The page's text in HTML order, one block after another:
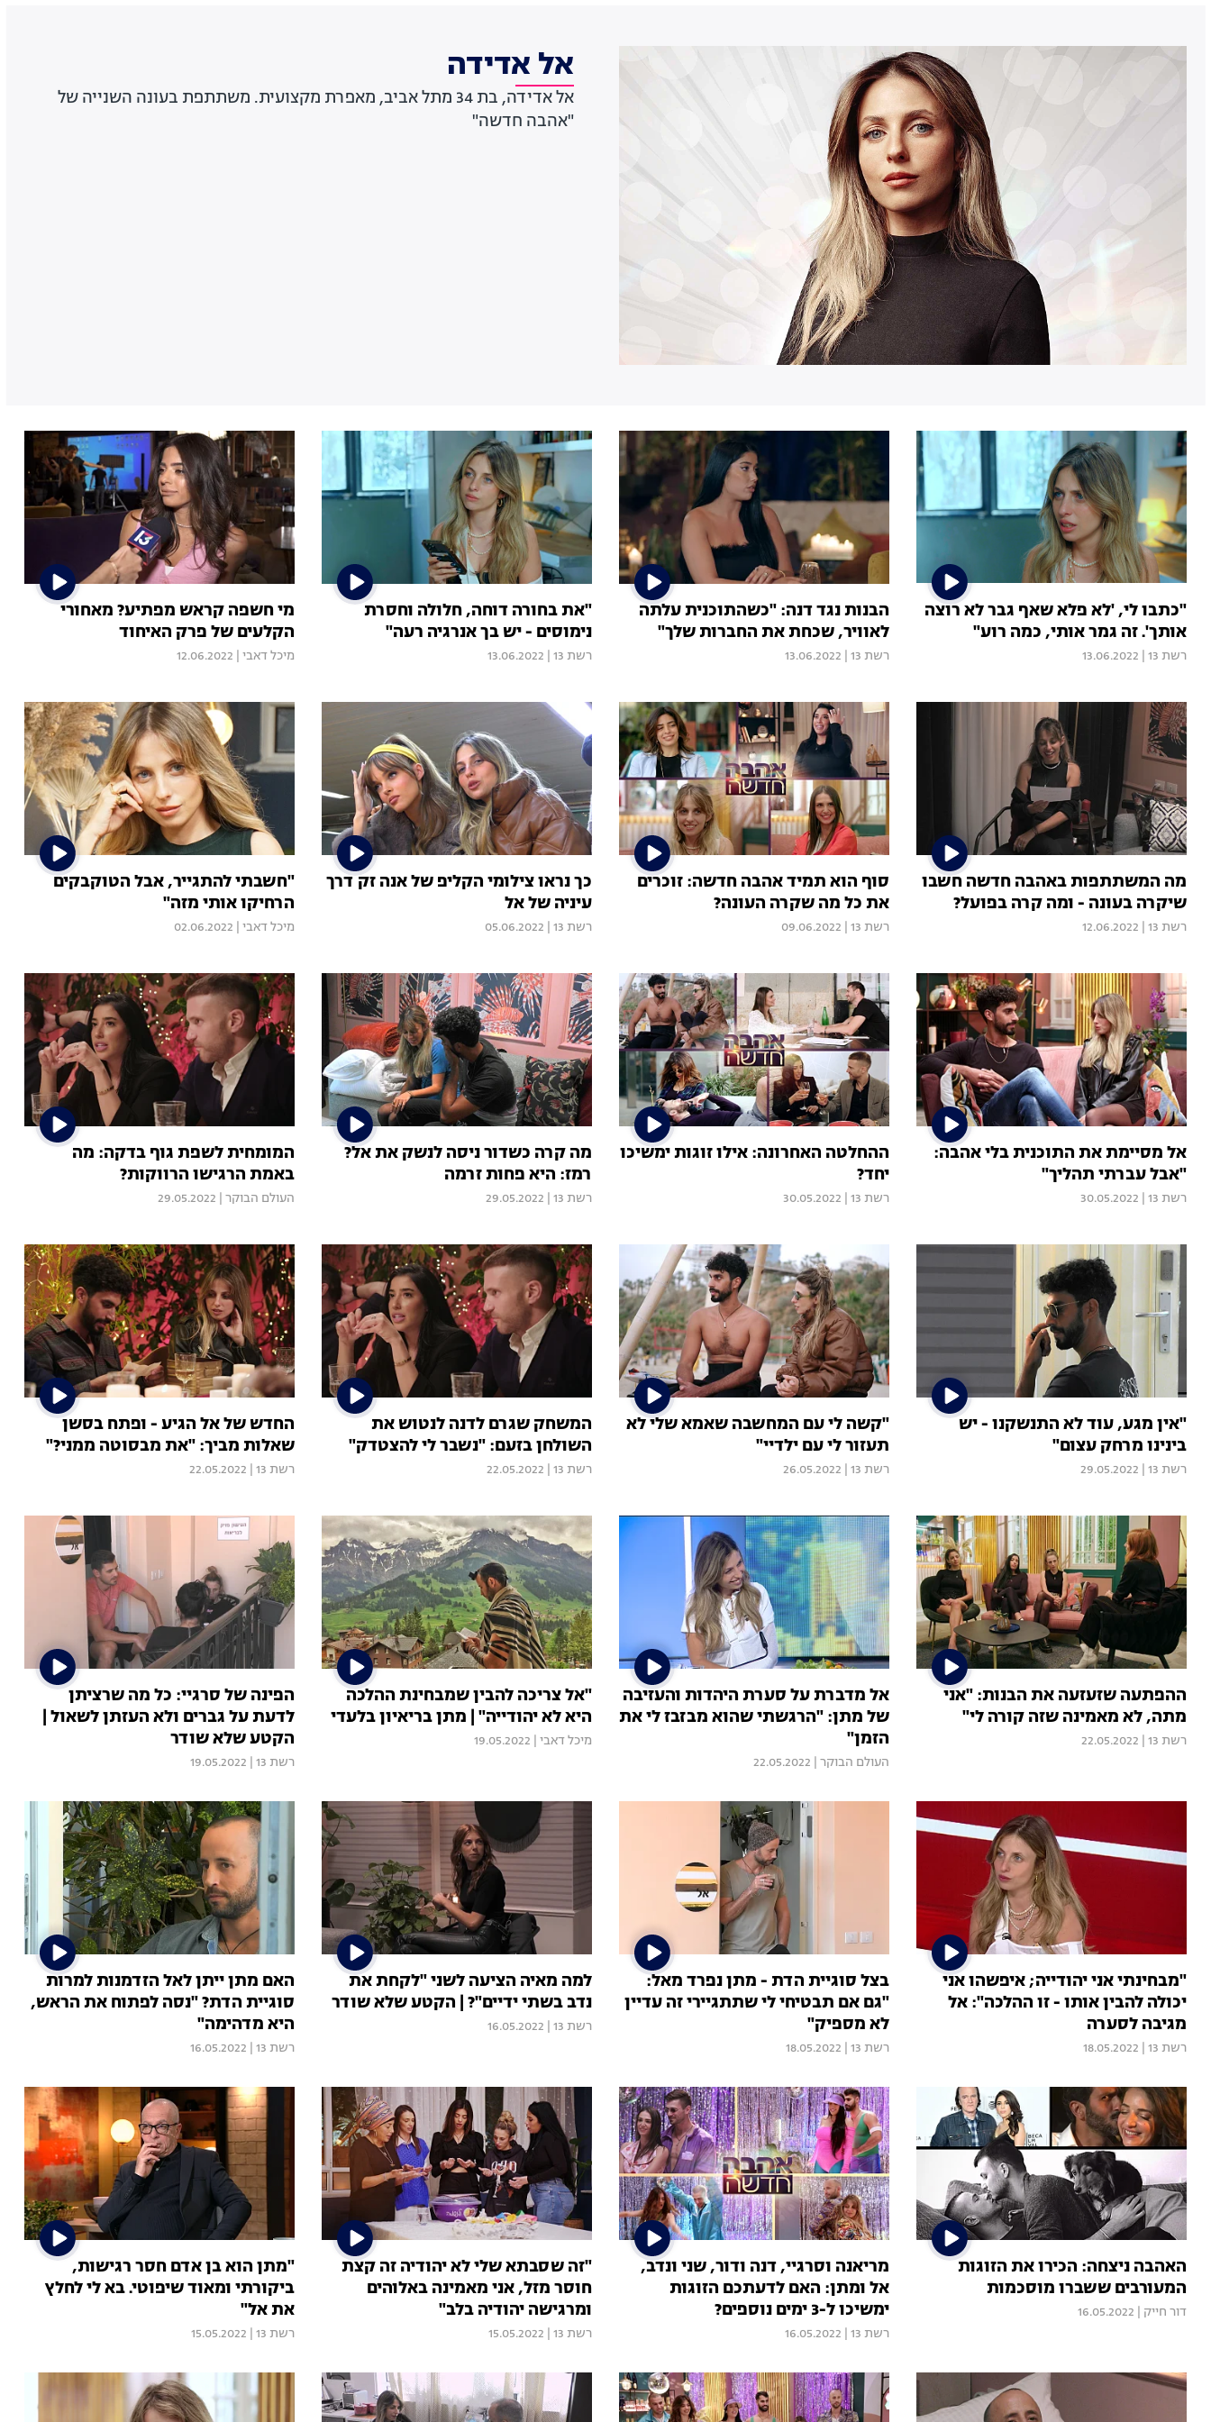
אל אדידה
אל אדידה, בת 34 מתל אביב, מאפרת מקצועית. משתתפת בעונה השנייה של
"אהבה חדשה"
"כתבו לי, 'לא פלא שאף גבר לא רוצה
אותך'. זה גמר אותי, כמה רוע"
רשת 13 13.06.2022
הבנות נגד דנה: "כשהתוכנית עלתה
לאוויר, שכחת את החברות שלך"
רשת 13 13.06.2022
"את בחורה דוחה, חלולה וחסרת
נימוסים - יש בך אנרגיה רעה"
רשת 13 13.06.2022
מי חשפה קראש מפתיע? מאחורי
הקלעים של פרק האיחוד
מיכל דאבי 12.06.2022
מה המשתתפות באהבה חדשה חשבו
שיקרה בעונה - ומה קרה בפועל?
רשת 13 12.06.2022
סוף הוא תמיד אהבה חדשה: זוכרים
את כל מה שקרה העונה?
רשת 13 09.06.2022
כך נראו צילומי הקליפ של אנה זק דרך
עיניה של אל
רשת 13 05.06.2022
"חשבתי להתגייר, אבל הטוקבקים
הרחיקו אותי מזה"
מיכל דאבי 02.06.2022
אל מסיימת את התוכנית בלי אהבה:
"אבל עברתי תהליך"
רשת 13 30.05.2022
ההחלטה האחרונה: אילו זוגות ימשיכו
יחד?
רשת 13 30.05.2022
מה קרה כשדור ניסה לנשק את אל?
רמז: היא פחות זרמה
רשת 13 29.05.2022
המומחית לשפת גוף בדקה: מה
באמת הרגישו הרווקות?
העולם הבוקר 29.05.2022
"אין מגע, עוד לא התנשקנו - יש
בינינו מרחק עצום"
רשת 13 29.05.2022
"קשה לי עם המחשבה שאמא שלי לא
תעזור לי עם ילדיי"
רשת 13 26.05.2022
המשחק שגרם לדנה לנטוש את
השולחן בזעם: "נשבר לי להצטדק"
רשת 13 22.05.2022
החדש של אל הגיע - ופתח בסשן
שאלות מביך: "את מבסוטה ממני?"
רשת 13 22.05.2022
ההפתעה שזעזעה את הבנות: "אני
מתה, לא מאמינה שזה קורה לי"
רשת 13 22.05.2022
אל מדברת על סערת היהדות והעזיבה
של מתן: "הרגשתי שהוא מבזבז לי את
הזמן"
העולם הבוקר 22.05.2022
"אל צריכה להבין שמבחינת ההלכה
היא לא יהודייה" | מתן בריאיון בלעדי
מיכל דאבי 19.05.2022
הפינה של סרגיי: כל מה שרציתן
לדעת על גברים ולא העזתן לשאול |
הקטע שלא שודר
רשת 13 19.05.2022
"מבחינתי אני יהודייה; איפשהו אני
יכולה להבין אותו - זו ההלכה": אל
מגיבה לסערה
רשת 13 18.05.2022
בצל סוגיית הדת - מתן נפרד מאל:
"גם אם תבטיחי לי שתתגיירי זה עדיין
לא מספיק"
רשת 13 18.05.2022
למה מאיה הציעה לשני "לקחת את
נדב בשתי ידיים"? | הקטע שלא שודר
רשת 13 16.05.2022
האם מתן ייתן לאל הזדמנות למרות
סוגיית הדת? "נסה לפתוח את הראש,
היא מדהימה"
רשת 13 16.05.2022
האהבה ניצחה: הכירו את הזוגות
המעורבים ששברו מוסכמות
דור חייק 16.05.2022
מריאנה וסרגיי, דנה ודור, שני ונדב,
אל ומתן: האם לדעתכם הזוגות
ימשיכו ל-3 ימים נוספים?
רשת 13 16.05.2022
"זה שסבתא שלי לא יהודיה זה קצת
חוסר מזל, אני מאמינה באלוהים
ומרגישה יהודיה בלב"
רשת 13 15.05.2022
"מתן הוא בן אדם חסר רגישות,
ביקורתי ומאוד שיפוטי. בא לי לחלץ
את אל"
רשת 13 15.05.2022